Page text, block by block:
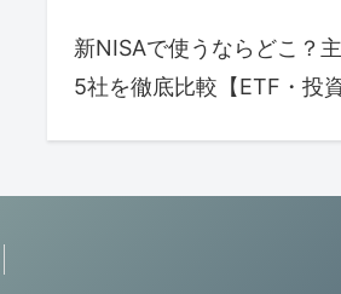
新NISAで使うならどこ？
5社を徹底比較【ETF・投